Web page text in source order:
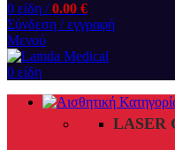
0 είδη / 0.00 €
Σύνδεση / εγγραφή
Μενού
0 είδη
LASER